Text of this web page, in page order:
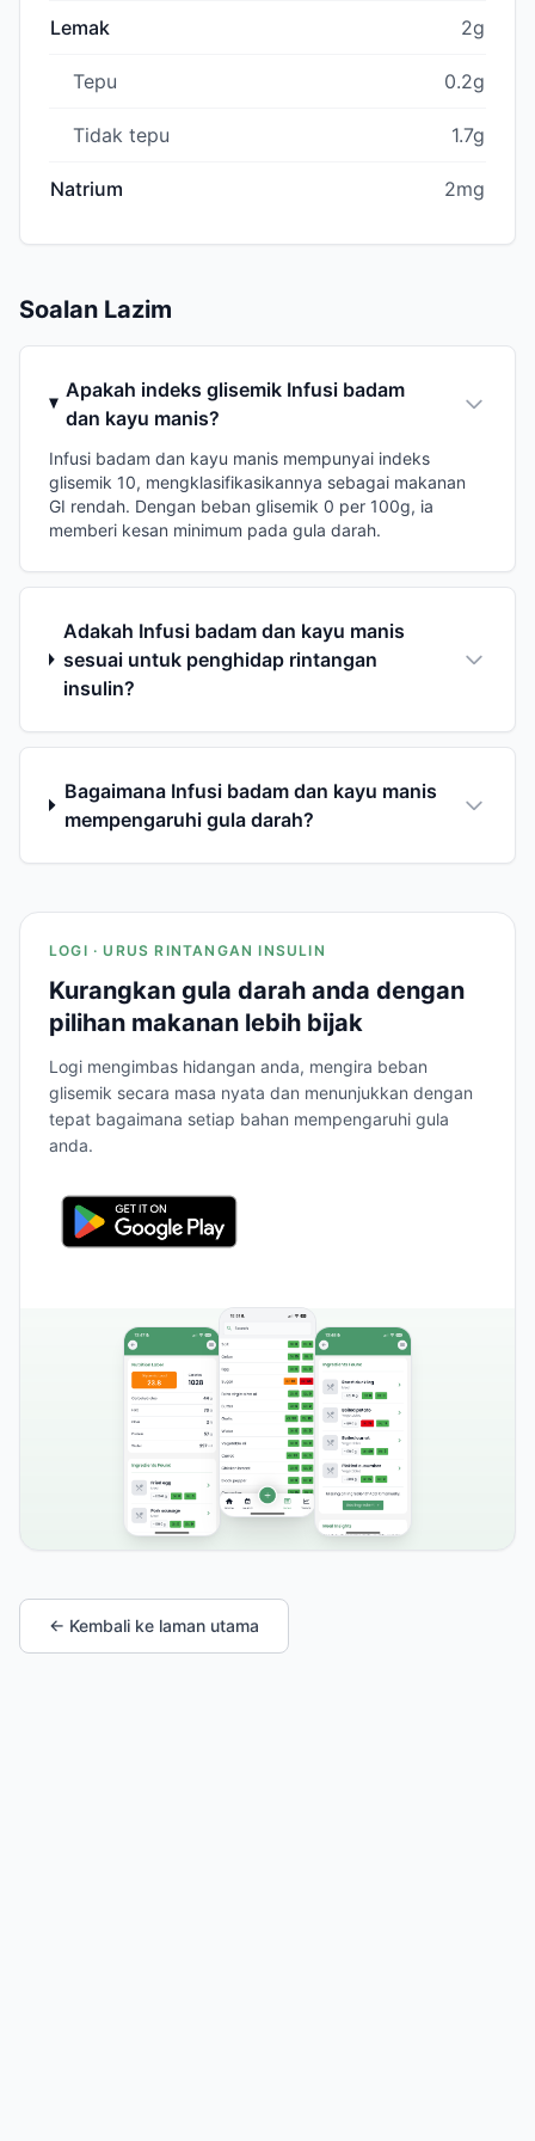
Lemak 2g
Tepu 0.2g
Tidak tepu 1.7g
Natrium 2mg
Soalan Lazim
Apakah indeks glisemik Infusi badam
dan kayu manis?
Infusi badam dan kayu manis mempunyai indeks
glisemik 10, mengklasifikasikannya sebagai makanan
GI rendah. Dengan beban glisemik 0 per 100g, ia
memberi kesan minimum pada gula darah.
Adakah Infusi badam dan kayu manis
sesuai untuk penghidap rintangan
insulin?
Bagaimana Infusi badam dan kayu manis
mempengaruhi gula darah?
LOGI · URUS RINTANGAN INSULIN
Kurangkan gula darah anda dengan
pilihan makanan lebih bijak
Logi mengimbas hidangan anda, mengira beban
glisemik secara masa nyata dan menunjukkan dengan
tepat bagaimana setiap bahan mempengaruhi gula
anda.
← Kembali ke laman utama